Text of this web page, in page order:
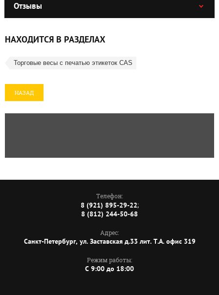
Отзывы
НАХОДИТСЯ В РАЗДЕЛАХ
Торговые весы с печатью этикеток CAS
НАЗАД
Телефон:
8 (921) 895-29-22;
8 (812) 244-50-68
Адрес:
Санкт-Петербург, ул. Заставская д.33 лит. Т.А. офис 319
Режим работы:
C 9:00 до 18:00